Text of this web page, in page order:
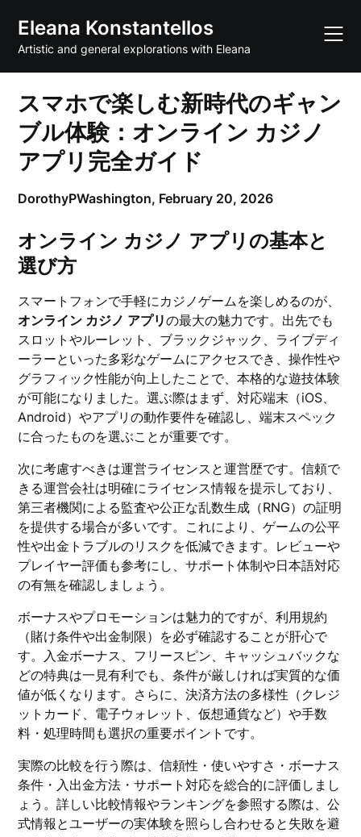
content
Eleana Konstantellos
Artistic and general explorations with Eleana
スマホで楽しむ新時代のギャン
ブル体験：オンライン カジノ
アプリ完全ガイド
DorothyPWashington, February 20, 2026
オンライン カジノ アプリの基本と
選び方
スマートフォンで手軽にカジノゲームを楽しめるのが、
オンライン カジノ アプリの最大の魅力です。出先でも
スロットやルーレット、ブラックジャック、ライブディ
ーラーといった多彩なゲームにアクセスでき、操作性や
グラフィック性能が向上したことで、本格的な遊技体験
が可能になりました。選ぶ際はまず、対応端末（iOS、
Android）やアプリの動作要件を確認し、端末スペック
に合ったものを選ぶことが重要です。
次に考慮すべきは運営ライセンスと運営歴です。信頼で
きる運営会社は明確にライセンス情報を提示しており、
第三者機関による監査や公正な乱数生成（RNG）の証明
を提供する場合が多いです。これにより、ゲームの公平
性や出金トラブルのリスクを低減できます。レビューや
プレイヤー評価も参考にし、サポート体制や日本語対応
の有無を確認しましょう。
ボーナスやプロモーションは魅力的ですが、利用規約
（賭け条件や出金制限）を必ず確認することが肝心で
す。入金ボーナス、フリースピン、キャッシュバックな
どの特典は一見有利でも、条件が厳しければ実質的な価
値が低くなります。さらに、決済方法の多様性（クレジ
ットカード、電子ウォレット、仮想通貨など）や手数
料・処理時間も選択の重要ポイントです。
実際の比較を行う際は、信頼性・使いやすさ・ボーナス
条件・入出金方法・サポート対応を総合的に評価しまし
ょう。詳しい比較情報やランキングを参照する際は、公
式情報とユーザーの実体験を照らし合わせると失敗を避